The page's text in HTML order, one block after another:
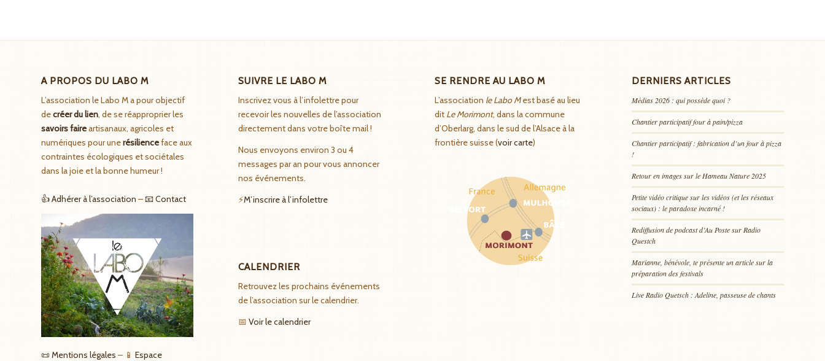
A PROPOS DU LABO M
L’association le Labo M a pour objectif
decréer du lien, de se réapproprier les
savoirs faireartisanaux, agricoles et
numériques pour unerésilienceface aux
contraintes écologiques et sociétales
dans la joie et la bonne humeur !
👍 Adhérer à l’association –📧 Contact
📜 Mentions légales – 📱 Espace
SUIVRE LE LABO M
Inscrivez vous à l’infolettre pour
recevoir les nouvelles de l’association
directement dans votre boîte mail !
Nous envoyons environ 3 ou 4
messages par an pour vous annoncer
nos événements.
⚡M’inscrire à l’infolettre
CALENDRIER
Retrouvez les prochains événements
de l’association sur le calendrier.
📅 Voir le calendrier
SE RENDRE AU LABO M
L’association le Labo Mest basé au lieu
dit Le Morimont, dans la commune
d’Oberlarg, dans le sud de l’Alsace à la
frontière suisse (voir carte)
DERNIERS ARTICLES
Médias 2026 : qui possède quoi ?
Chantier participatif four à pain/pizza
Chantier participatif : fabrication d’un four à pizza
!
Retour en images sur le Hameau Nature 2025
Petite vidéo critique sur les vidéos (et les réseaux
sociaux) : le paradoxe incarné !
Rediffusion de podcast d’Au Poste sur Radio
Questch
Marianne, bénévole, te présente un article sur la
préparation des festivals
Live Radio Quetsch : Adeline, passeuse de chants